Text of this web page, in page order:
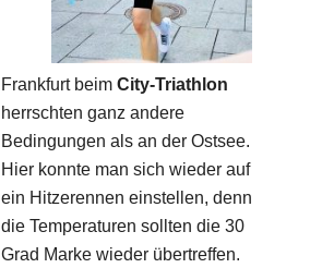
Frankfurt beim City-Triathlon
herrschten ganz andere
Bedingungen als an der Ostsee.
Hier konnte man sich wieder auf
ein Hitzerennen einstellen, denn
die Temperaturen sollten die 30
Grad Marke wieder übertreffen.